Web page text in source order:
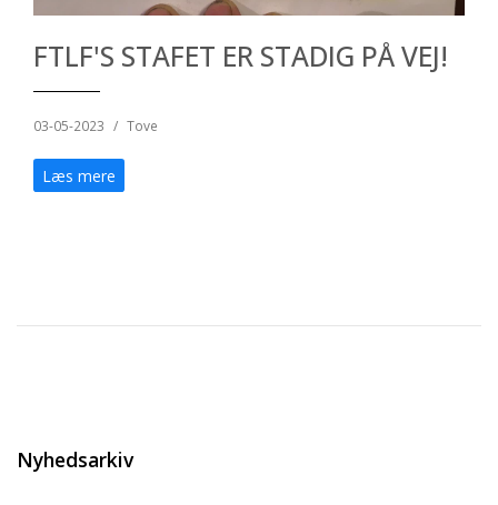
FTLF'S STAFET ER STADIG PÅ VEJ!
03-05-2023 / Tove
Læs mere
Nyhedsarkiv